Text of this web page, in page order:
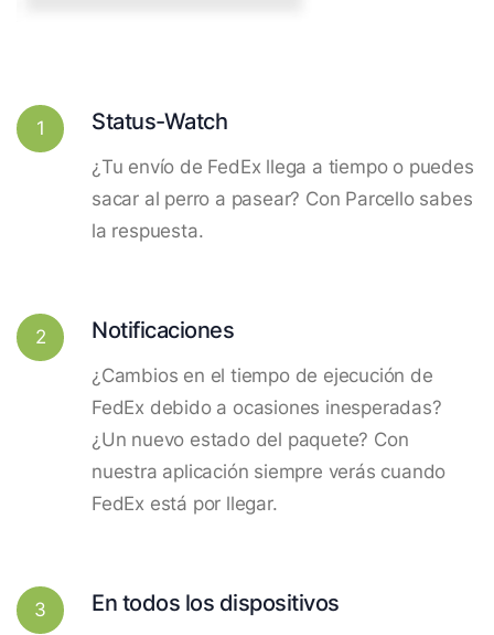
1 Status-Watch
¿Tu envío de FedEx llega a tiempo o puedes
sacar al perro a pasear? Con Parcello sabes
la respuesta.
2 Notificaciones
¿Cambios en el tiempo de ejecución de
FedEx debido a ocasiones inesperadas?
¿Un nuevo estado del paquete? Con
nuestra aplicación siempre verás cuando
FedEx está por llegar.
3 En todos los dispositivos